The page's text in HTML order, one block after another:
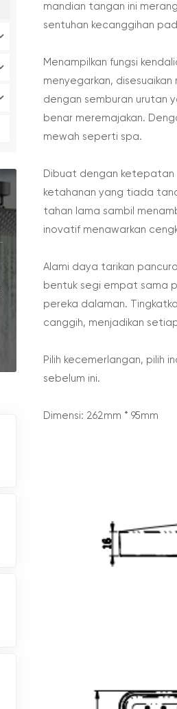
mandian tangan ini
sentuhan kecanggihan
Menampilkan fungsi
menyegarkan,
dengan semburan urutan
benar meremajakan.
mewah seperti spa.
Dibuat dengan ketepatan
ketahanan yang tiada
tahan lama sambil
inovatif menawarkan
Alami daya tarikan
bentuk segi empat sama
pereka dalaman.
canggih, menjadikan
Pilih kecemerlangan, pilih
sebelum ini.
Dimensi: 262mm * 95mm